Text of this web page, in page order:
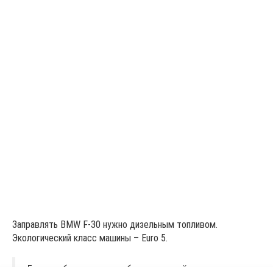
Заправлять BMW F-30 нужно дизельным топливом.
Экологический класс машины – Euro 5.